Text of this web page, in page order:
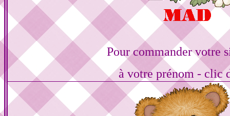
Pour commander votre
à votre prénom - clic